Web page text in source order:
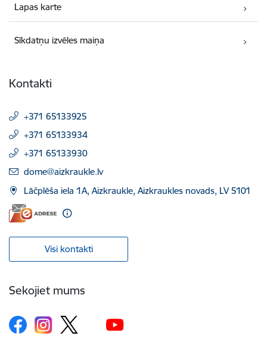
Lapas karte
Sīkdatņu izvēles maiņa
Kontakti
+371 65133925
+371 65133934
+371 65133930
E-pasts:
dome@aizkraukle.lv
Lāčplēša iela 1A, Aizkraukle, Aizkraukles novads, LV 5101
Visi kontakti
Sekojiet mums